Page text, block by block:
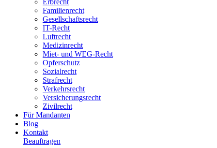
Erbrecht
Familienrecht
Gesellschaftsrecht
IT-Recht
Luftrecht
Medizinrecht
Miet- und WEG-Recht
Opferschutz
Sozialrecht
Strafrecht
Verkehrsrecht
Versicherungsrecht
Zivilrecht
Für Mandanten
Blog
Kontakt
Beauftragen